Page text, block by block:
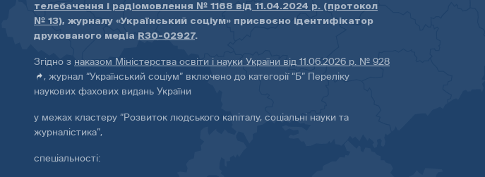
телебачення і радіомовлення № 1168 від 11.04.2024 р. (протокол
№ 13), журналу «Український соціум» присвоєно ідентифікатор
друкованого медіа R30-02927.
Згідно з наказом Міністерства освіти і науки України від 11.06.2026 р. № 928
, журнал “Український соціум” включено до категорії “Б” Переліку
наукових фахових видань України
у межах кластеру “Розвиток людського капіталу, соціальні науки та
журналістика”,
спеціальності: